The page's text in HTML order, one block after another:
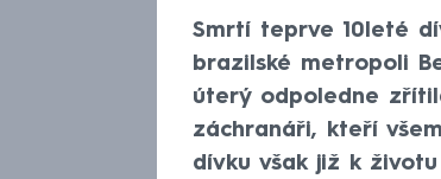
Smrtí teprve 10leté
brazilské metropoli
úterý odpoledne
záchranáři, kteří
dívku však již k